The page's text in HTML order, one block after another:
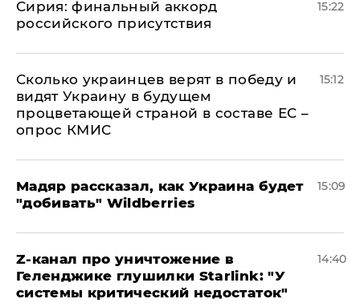
​Сирия: финальный аккорд
российского присутствия
15:22
Сколько украинцев верят в победу и
видят Украину в будущем
процветающей страной в составе ЕС –
опрос КМИС
15:12
Мадяр рассказал, как Украина будет
"добивать" Wildberries
15:09
Z-канал про уничтожение в
Геленджике глушилки Starlink: "У
системы критический недостаток"
14:40